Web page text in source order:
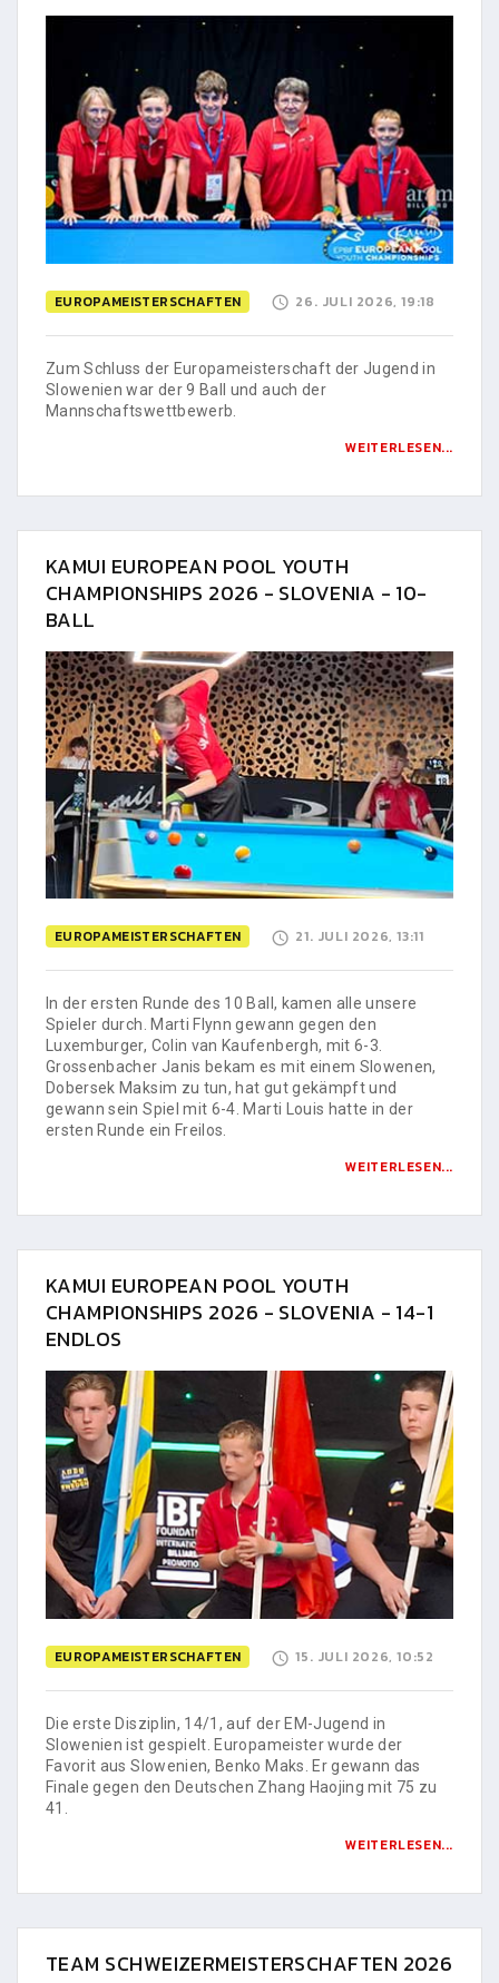
EUROPAMEISTERSCHAFTEN 26. JULI 2026, 19:18
Zum Schluss der Europameisterschaft der Jugend in
Slowenien war der 9 Ball und auch der
Mannschaftswettbewerb.
WEITERLESEN...
KAMUI EUROPEAN POOL YOUTH
CHAMPIONSHIPS 2026 - SLOVENIA - 10-
BALL
EUROPAMEISTERSCHAFTEN 21. JULI 2026, 13:11
In der ersten Runde des 10 Ball, kamen alle unsere
Spieler durch. Marti Flynn gewann gegen den
Luxemburger, Colin van Kaufenbergh, mit 6-3.
Grossenbacher Janis bekam es mit einem Slowenen,
Dobersek Maksim zu tun, hat gut gekämpft und
gewann sein Spiel mit 6-4. Marti Louis hatte in der
ersten Runde ein Freilos.
WEITERLESEN...
KAMUI EUROPEAN POOL YOUTH
CHAMPIONSHIPS 2026 - SLOVENIA - 14-1
ENDLOS
EUROPAMEISTERSCHAFTEN 15. JULI 2026, 10:52
Die erste Disziplin, 14/1, auf der EM-Jugend in
Slowenien ist gespielt. Europameister wurde der
Favorit aus Slowenien, Benko Maks. Er gewann das
Finale gegen den Deutschen Zhang Haojing mit 75 zu
41.
WEITERLESEN...
TEAM SCHWEIZERMEISTERSCHAFTEN 2026